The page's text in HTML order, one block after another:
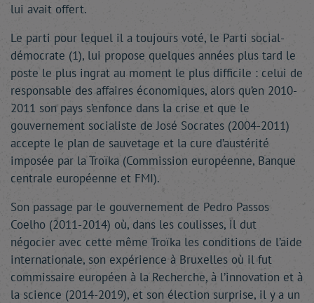
lui avait offert.
Le parti pour lequel il a toujours voté, le Parti social-
démocrate (1), lui propose quelques années plus tard le
poste le plus ingrat au moment le plus difficile : celui de
responsable des affaires économiques, alors qu’en 2010-
2011 son pays s’enfonce dans la crise et que le
gouvernement socialiste de José Socrates (2004-2011)
accepte le plan de sauvetage et la cure d’austérité
imposée par la Troïka (Commission européenne, Banque
centrale européenne et FMI).
Son passage par le gouvernement de Pedro Passos
Coelho (2011-2014) où, dans les coulisses, il dut
négocier avec cette même Troïka les conditions de l’aide
internationale, son expérience à Bruxelles où il fut
commissaire européen à la Recherche, à l’innovation et à
la science (2014-2019), et son élection surprise, il y a un